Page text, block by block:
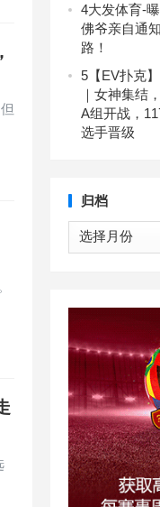
4大发体育-
佛爷亲自通
路！
5 【EV扑克
｜女神集结
A组开战，
选手晋级
归档
归